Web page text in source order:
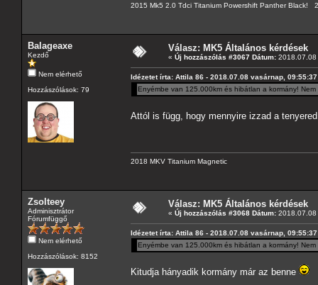
2015 Mk5 2.0 Tdci Titanium Powershift Panther
Balageaxe
Kezdő
Nem elérhető
Hozzászólások: 79
Válasz: MK5 Általános kérdések
« Új hozzászólás #3067 Dátum:
Idézetet írta: Attila 86 - 2018.07.08 vasárnap, 09:55:37
Enyémbe van 125.000km és hibátlan a kormány!
Attól is függ, hogy mennyire izzad a
2018 MKV Titanium Magnetic
Zsolteey
Adminisztrátor
Fórumfüggő
Nem elérhető
Hozzászólások: 8152
Válasz: MK5 Általános kérdések
« Új hozzászólás #3068 Dátum:
Idézetet írta: Attila 86 - 2018.07.08 vasárnap, 09:55:37
Enyémbe van 125.000km és hibátlan a kormány!
Kitudja hányadik kormány már az benne